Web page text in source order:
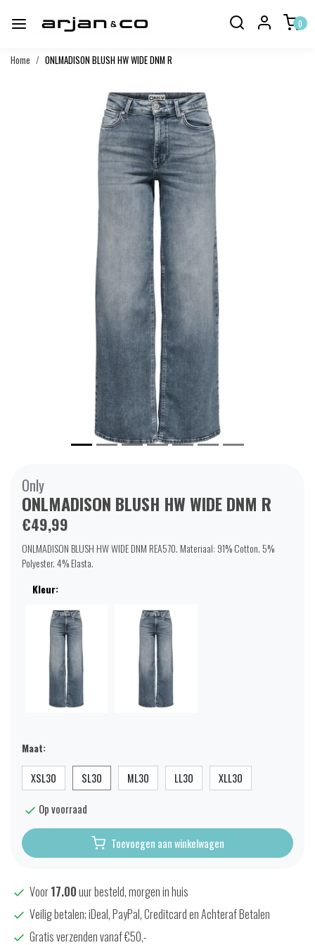
0
Home ONLMADISON BLUSH HW WIDE DNM R
Only
ONLMADISON BLUSH HW WIDE DNM R
€49,99
ONLMADISON BLUSH HW WIDE DNM REA570. Materiaal: 91% Cotton. 5%
Polyester. 4% Elasta.
Kleur:
Maat:
XSL30 SL30 ML30 LL30 XLL30
Op voorraad
Toevoegen aan winkelwagen
Voor17.00uur besteld, morgen in huis
Veilig betalen; iDeal, PayPal, Creditcard en Achteraf Betalen
Gratis verzenden vanaf €50,-